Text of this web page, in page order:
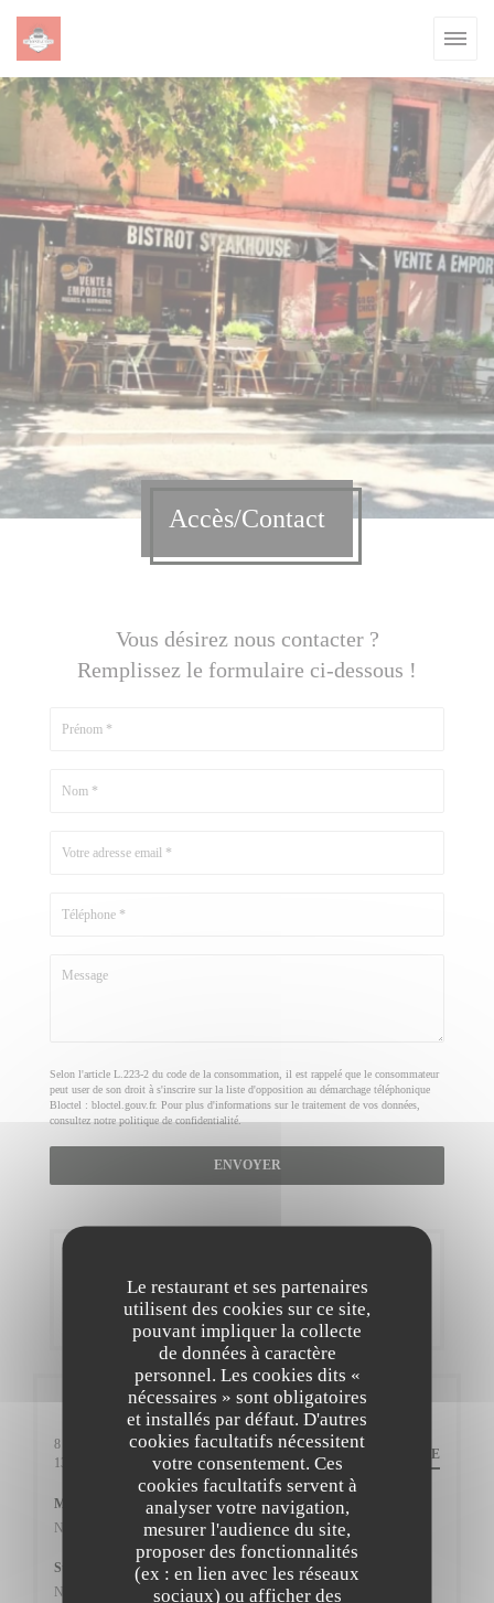
Le restaurant et ses partenaires
utilisent des cookies sur ce site,
pouvant impliquer la collecte
de données à caractère
personnel. Les cookies dits «
nécessaires » sont obligatoires
et installés par défaut. D'autres
cookies facultatifs nécessitent
votre consentement. Ces
cookies facultatifs servent à
analyser votre navigation,
mesurer l'audience du site,
proposer des fonctionnalités
(ex : en lien avec les réseaux
sociaux) ou afficher des
Accès/Contact
Vous désirez nous contacter ?
Remplissez le formulaire ci-dessous !
Selon l'article L.223-2 du code de la consommation, il est rappelé que le consommateur
peut user de son droit à s'inscrire sur la liste d'opposition au démarchage téléphonique
Bloctel : bloctel.gouv.fr. Pour plus d'informations sur le traitement de vos données,
consultez notrepolitique de confidentialité.
RÉSERVER
Infos pratiques
8 Bd Gambetta
13210 Saint-Rémy-de-Provence((ouvre une nouvelle fenêtre))
ITINÉRAIRE
Métro
Non concerné
Station de vélos
Non concerné